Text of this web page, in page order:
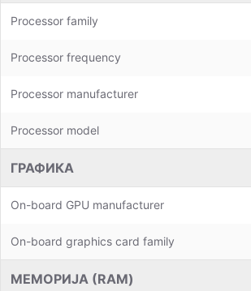
Processor family
Processor frequency
Processor manufacturer
Processor model
ГРАФИКА
On-board GPU manufacturer
On-board graphics card family
МЕМОРИЈА (RAM)